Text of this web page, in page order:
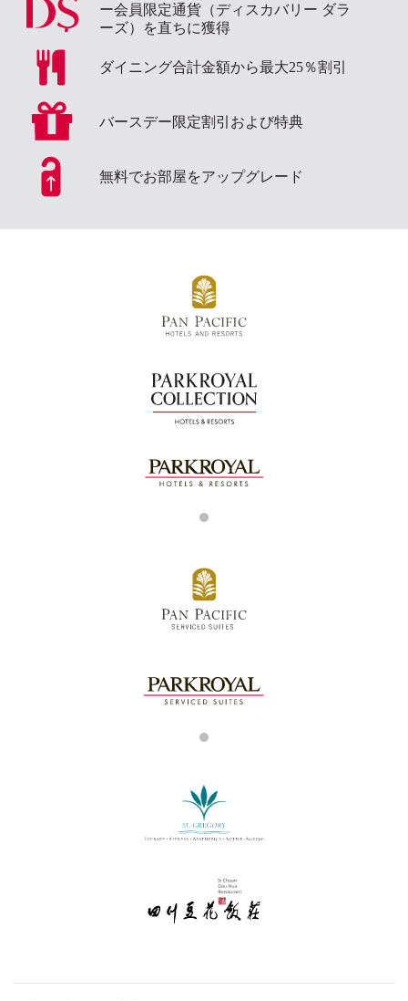
ー会員限定通貨（ディスカバリー ダラ
ーズ）を直ちに獲得
ダイニング合計金額から最大25％割引
バースデー限定割引および特典
無料でお部屋をアップグレード